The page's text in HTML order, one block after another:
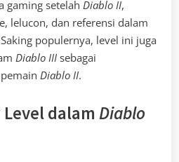
gaming setelah Diablo II,
lelucon, dan referensi dalam
populernya, level ini juga
Diablo III sebagai
Diablo II.
dalam Diablo